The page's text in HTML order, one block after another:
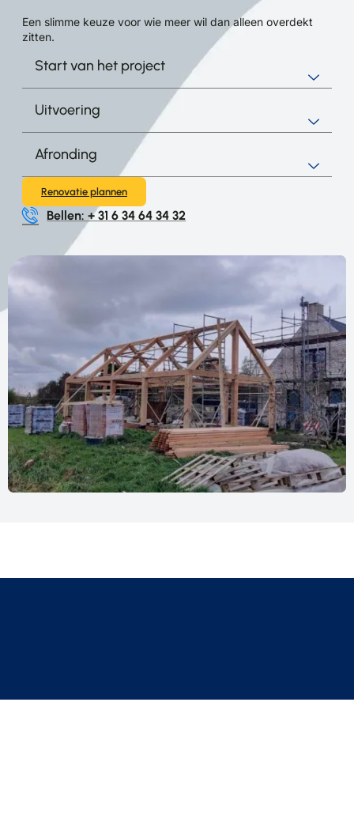
Een slimme keuze voor wie meer wil dan alleen overdekt
zitten.
Start van het project
Uitvoering
Afronding
Renovatie plannen
Bellen: + 31 6 34 64 34 32